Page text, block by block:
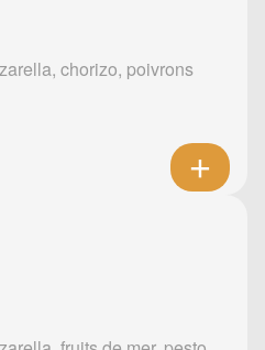
chorizo, poivrons